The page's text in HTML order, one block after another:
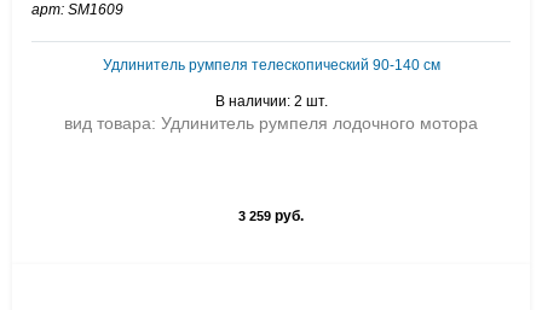
арт: SM1609
Удлинитель румпеля телескопический 90-140 см
В наличии: 2 шт.
вид товара: Удлинитель румпеля лодочного мотора
3 259 руб.